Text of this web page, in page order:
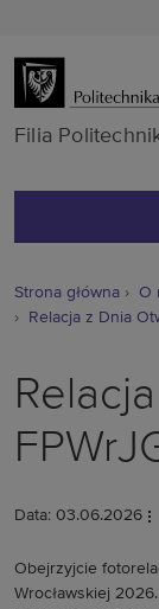
Filia
Strona główna O
Relacja z Dnia
Data: 03.06.2026
Obejrzyjcie
Wrocławskiej